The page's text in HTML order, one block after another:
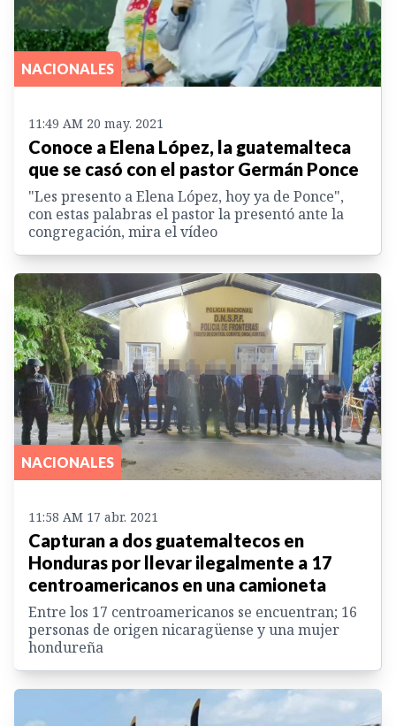
NACIONALES
11:49 AM 20 may. 2021
Conoce a Elena López, la guatemalteca
que se casó con el pastor Germán Ponce
"Les presento a Elena López, hoy ya de Ponce",
con estas palabras el pastor la presentó ante la
congregación, mira el vídeo
NACIONALES
11:58 AM 17 abr. 2021
Capturan a dos guatemaltecos en
Honduras por llevar ilegalmente a 17
centroamericanos en una camioneta
Entre los 17 centroamericanos se encuentran; 16
personas de origen nicaragüense y una mujer
hondureña